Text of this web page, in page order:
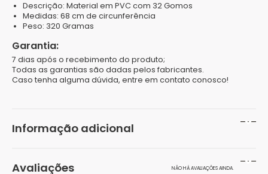
Descrição: Material em PVC com 32 Gomos
Medidas: 68 cm de circunferência
Peso: 320 Gramas
Garantia:
7 dias após o recebimento do produto;
Todas as garantias são dadas pelos fabricantes.
Caso tenha alguma dúvida, entre em contato conosco!
Informação adicional
Avaliações NÃO HÁ AVALIAÇÕES AINDA.